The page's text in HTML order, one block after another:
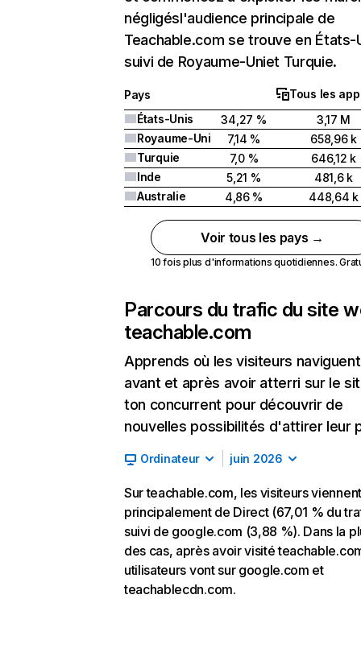
négligésl'audience principale de
Teachable.com se trouve en États-
suivi de Royaume-Uniet Turquie.
Pays
Tous les
États-Unis
34,27 %
3,17 M
Royaume-Uni
7,14 %
658,96 k
Turquie
7,0 %
646,12 k
Inde
5,21 %
481,6 k
Australie
4,86 % 448,64 k
Voir tous les pays →
10 fois plus d'informations quotidiennes.
Parcours du trafic du site
teachable.com
Apprends où les visiteurs naviguent
avant et après avoir atterri sur le
ton concurrent pour découvrir de
nouvelles possibilités d'attirer leur
Ordinateur juin 2026
Sur teachable.com, les visiteurs viennent
principalement de Direct (67,01 % du
suivi de google.com (3,88 %). Dans la
des cas, après avoir visité
utilisateurs vont sur google.com et
teachablecdn.com.